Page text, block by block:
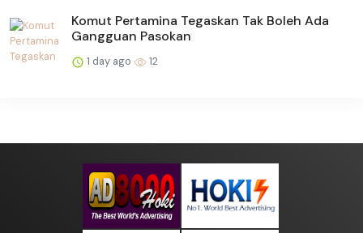
Komut Pertamina Tegaskan Tak Boleh Ada
Gangguan Pasokan
1 day ago 12